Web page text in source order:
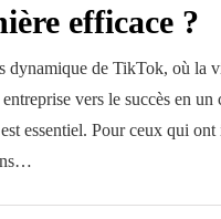
efficace ?
dynamique de TikTok, où la
vers le succès en
essentiel. Pour ceux qui